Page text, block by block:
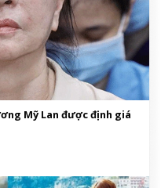
Mỹ Lan được định giá